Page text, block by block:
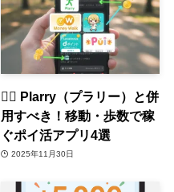
🏃‍♀️ Plarry（プラリー）と併
用すべき！移動・歩数で稼
ぐポイ活アプリ4選
2025年11月30日